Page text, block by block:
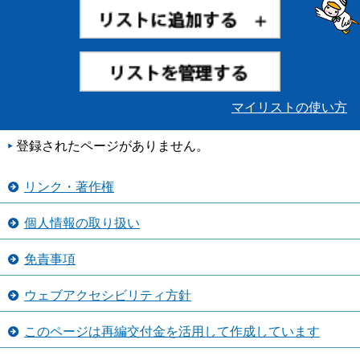
マイリストの使い方
登録されたページがありません。
リンク・著作権
個人情報の取り扱い
免責事項
ウェブアクセシビリティ方針
このページは再編交付金を活用して作成しています